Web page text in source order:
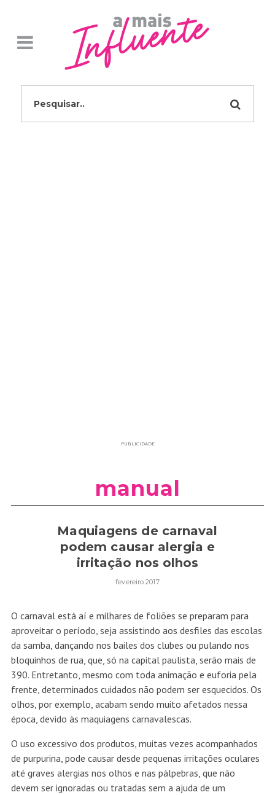
PUBLICIDADE
manual
Maquiagens de carnaval
podem causar alergia e
irritação nos olhos
fevereiro 2017
O carnaval está aí e milhares de foliões se preparam para
aproveitar o período, seja assistindo aos desfiles das escolas
da samba, dançando nos bailes dos clubes ou pulando nos
bloquinhos de rua, que, só na capital paulista, serão mais de
390. Entretanto, mesmo com toda animação e euforia pela
frente, determinados cuidados não podem ser esquecidos. Os
olhos, por exemplo, acabam sendo muito afetados nessa
época, devido às maquiagens carnavalescas.
O uso excessivo dos produtos, muitas vezes acompanhados
de purpurina, pode causar desde pequenas irritações oculares
até graves alergias nos olhos e nas pálpebras, que não
devem ser ignoradas ou tratadas sem a ajuda de um